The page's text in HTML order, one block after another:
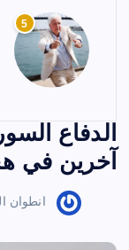
5
الدفاع
آخرين في
انطوان